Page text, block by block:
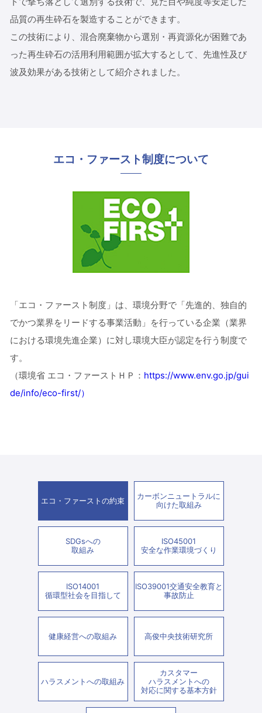
品質の再生砕石を製造することができます。
この技術により、混合廃棄物から選別・再資源化が困難であ
った再生砕石の活用利用範囲が拡大するとして、先進性及び
波及効果がある技術として紹介されました。
エコ・ファースト制度について
「エコ・ファースト制度」は、環境分野で「先進的、独自的
でかつ業界をリードする事業活動」を行っている企業（業界
における環境先進企業）に対し環境大臣が認定を行う制度で
す。
（環境省 エコ・ファーストＨＰ： https://www.env.go.jp/gui
de/info/eco-first/）
エコ・ファーストの約束
カーボンニュートラルに
向けた取組み
SDGsへの
取組み
ISO45001
安全な作業環境づくり
ISO14001
循環型社会を目指して
ISO39001交通安全教育と
事故防止
健康経営への取組み 高俊中央技術研究所
ハラスメントへの取組み
カスタマー
ハラスメントへの
対応に関する基本方針